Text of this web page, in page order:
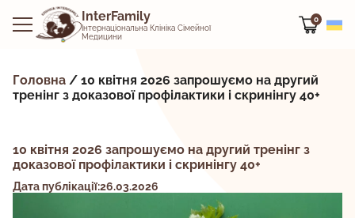
InterFamily
Інтернаціональна Клініка Сімейної
Медицини
0
Головна / 10 квітня 2026 запрошуємо на другий
тренінг з доказової профілактики і скринінгу 40+
10 квітня 2026 запрошуємо на другий тренінг з
доказової профілактики і скринінгу 40+
Дата публікації:26.03.2026